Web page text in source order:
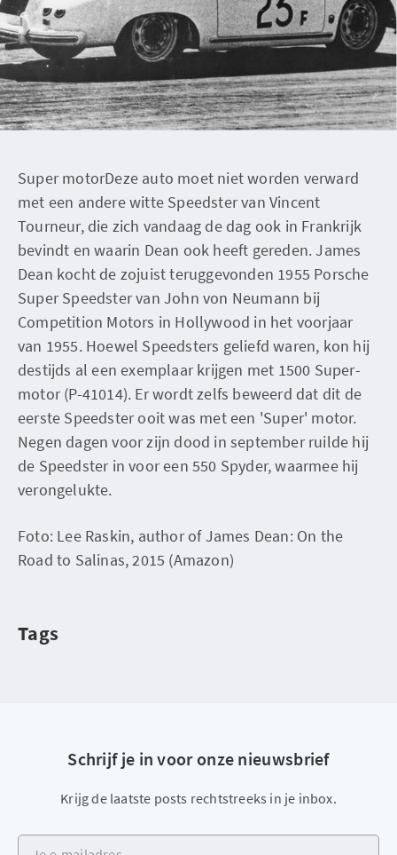
Super motorDeze auto moet niet worden verward
met een andere witte Speedster van Vincent
Tourneur, die zich vandaag de dag ook in Frankrijk
bevindt en waarin Dean ook heeft gereden. James
Dean kocht de zojuist teruggevonden 1955 Porsche
Super Speedster van John von Neumann bij
Competition Motors in Hollywood in het voorjaar
van 1955. Hoewel Speedsters geliefd waren, kon hij
destijds al een exemplaar krijgen met 1500 Super-
motor (P-41014). Er wordt zelfs beweerd dat dit de
eerste Speedster ooit was met een 'Super' motor.
Negen dagen voor zijn dood in september ruilde hij
de Speedster in voor een 550 Spyder, waarmee hij
verongelukte.
Foto: Lee Raskin, author of James Dean: On the
Road to Salinas, 2015 (Amazon)
Tags
Schrijf je in voor onze nieuwsbrief
Krijg de laatste posts rechtstreeks in je inbox.
Je e-mailadres